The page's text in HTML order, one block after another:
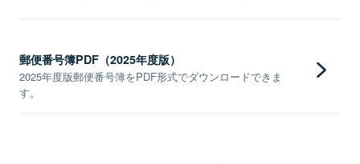
郵便番号簿PDF（2025年度版）
2025年度版郵便番号簿をPDF形式でダウンロードできま
す。